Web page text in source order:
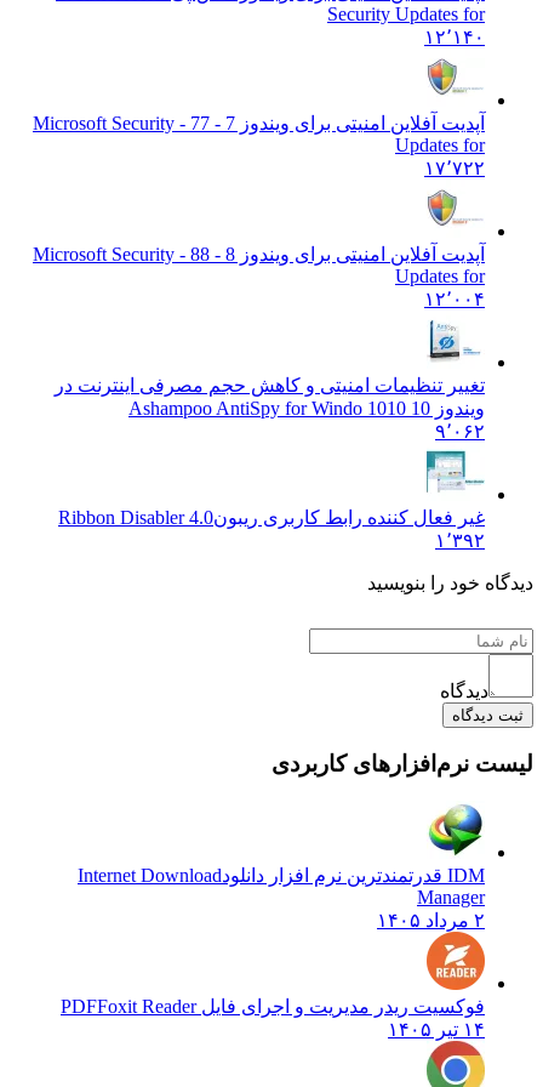
Security Updates for
۱۲٬۱۴۰
آپدیت آفلاین امنیتی برای ویندوز 7 - 7
7 - Microsoft Security
Updates for
۱۷٬۷۲۲
آپدیت آفلاین امنیتی برای ویندوز 8 - 8
8 - Microsoft Security
Updates for
۱۲٬۰۰۴
تغییر تنظیمات امنیتی و کاهش حجم مصرفی اینترنت در
ویندوز 10 10
10 Ashampoo AntiSpy for Windo
۹٬۰۶۲
غیر فعال کننده رابط کاربری ریبونRibbon Disabler 4.0
۱٬۳۹۲
خود را بنویسید
دیدگاه
نرم‌افزارهای کاربردی
Internet Download
Manager
فوکسیت ریدر مدیریت و اجرای فایل PDF Foxit Reader